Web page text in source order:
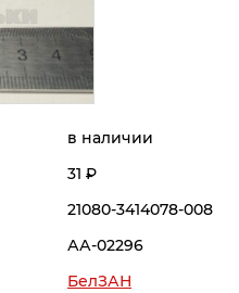
в наличии
31 Р
21080-3414078-008
АА-02296
БелЗАН